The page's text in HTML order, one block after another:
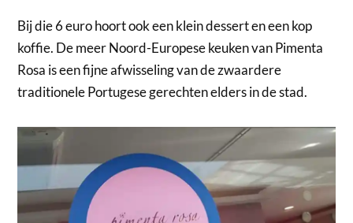
Bij die 6 euro hoort ook een klein dessert en een kop
koffie. De meer Noord-Europese keuken van Pimenta
Rosa is een fijne afwisseling van de zwaardere
traditionele Portugese gerechten elders in de stad.